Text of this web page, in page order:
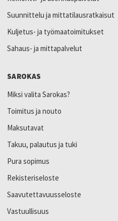
Suunnittelu ja mittatilausratkaisut
Kuljetus- ja työmaatoimitukset
Sahaus- ja mittapalvelut
SAROKAS
Miksi valita Sarokas?
Toimitus ja nouto
Maksutavat
Takuu, palautus ja tuki
Pura sopimus
Rekisteriseloste
Saavutettavuusseloste
Vastuullisuus